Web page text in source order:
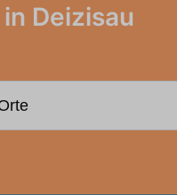
Deizisau